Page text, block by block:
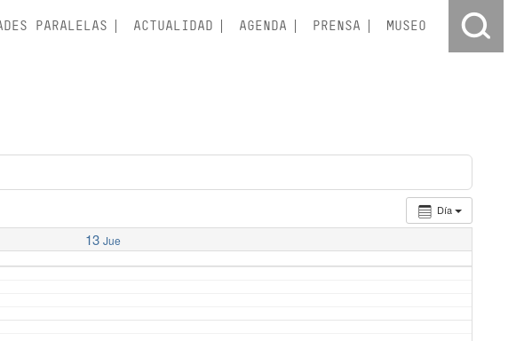
PARALELAS ACTUALIDAD AGENDA PRENSA MUSEO
Día
13 Jue